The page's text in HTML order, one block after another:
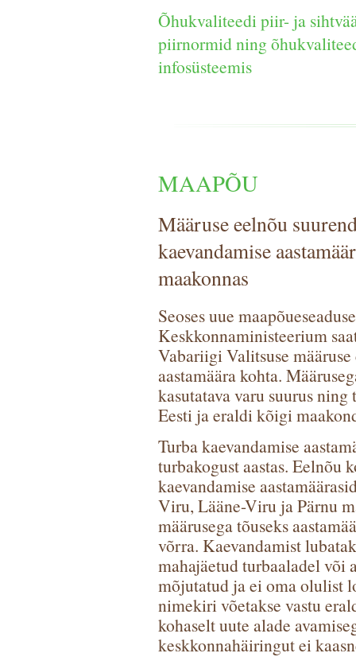
Õhukvaliteedi piir- ja
piirnormid ning
infosüsteemis
MAAPÕU
Määruse eelnõu
kaevandamise
maakonnas
Seoses uue
Keskkonnaministeerium
Vabariigi Valitsuse
aastamäära kohta.
kasutatava varu suurus
Eesti ja eraldi kõigi
Turba kaevandamise
turbakogust aastas. Eelnõu
kaevandamise
Viru, Lääne-Viru ja Pärnu
määrusega tõuseks
võrra. Kaevandamist
mahajäetud turbaaladel või
mõjutatud ja ei oma olulist
nimekiri võetakse vastu
kohaselt uute alade
keskkonnahäiringut ei